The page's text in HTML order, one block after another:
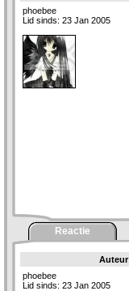
phoebee
Lid sinds: 23 Jan 2005
Reactie
Auteur
phoebee
Lid sinds: 23 Jan 2005